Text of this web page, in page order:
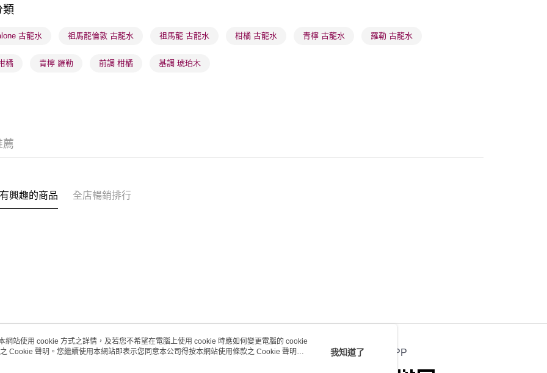
(香港門市) 只顯示可選門市。確認發貨後2-5個工作天到店，3天內
類
古龍水 祖馬龍倫敦 古龍水 祖馬龍 古龍水 柑橘 古龍水 青檸 古龍水 羅勒 古龍水
橘 青檸 羅勒 前調 柑橘 基調 琥珀木
薦
興趣的商品 全店暢銷排行
關於我們 客戶服務 官方APP
網站使用 cookie 方式之詳情，及若您不希望在電腦上使用 cookie 時應如何變更電腦的 cookie
之 Cookie 聲明。您繼續使用本網站即表示您同意本公司得按本網站使用條款之 Cookie 聲明使
我知道了